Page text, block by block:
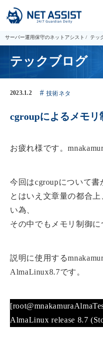
サーバー運用保守のネットアシスト テッ
テックブログ
2023.1.2 技術ネタ
cgroupによるメモリ
お疲れ様です。
今回はcgroupについて書
とはいえ文章量の都合
い為、
その中でもメモリ制御に
説明に使用する
AlmaLinux8.7です。
AlmaLinux release 8.7